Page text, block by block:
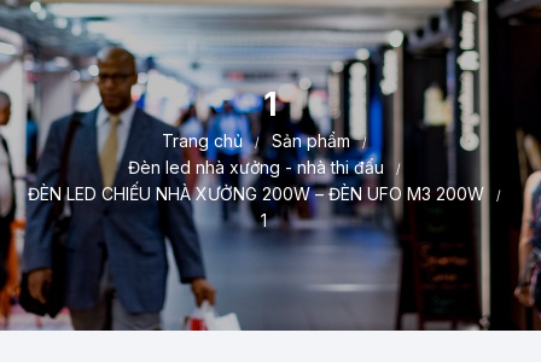
1
Trang chủ
Sản phẩm
Đèn led nhà xưởng - nhà thi đấu
ĐÈN LED CHIẾU NHÀ XƯỞNG 200W – ĐÈN UFO M3 200W
1